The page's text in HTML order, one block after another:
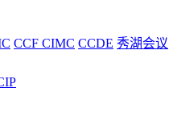
CCF CIMC CCDE 秀湖会议